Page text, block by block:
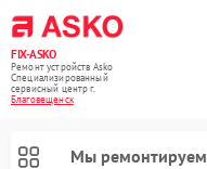
FIX-ASKO
Ремонт устройств Asko
Специализированный
cервисный центр г.
Благовещенск
Мы ремонтируем